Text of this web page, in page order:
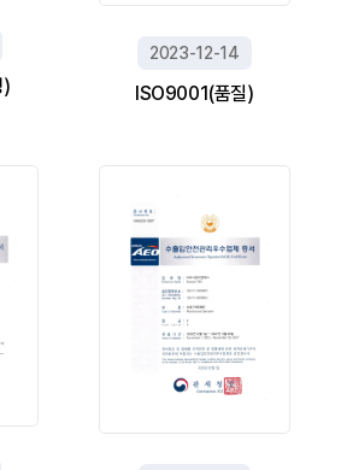
)
2023-12-14
ISO9001(품질)